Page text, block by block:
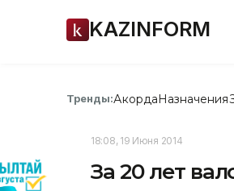
KAZINFORM
Тренды:АкордаНазначения
18:08, 19 Июня 2014
За 20 лет